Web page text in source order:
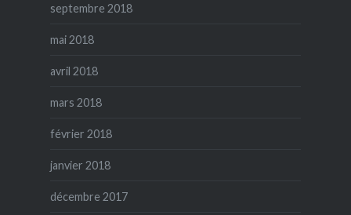
septembre 2018
mai 2018
avril 2018
mars 2018
février 2018
janvier 2018
décembre 2017